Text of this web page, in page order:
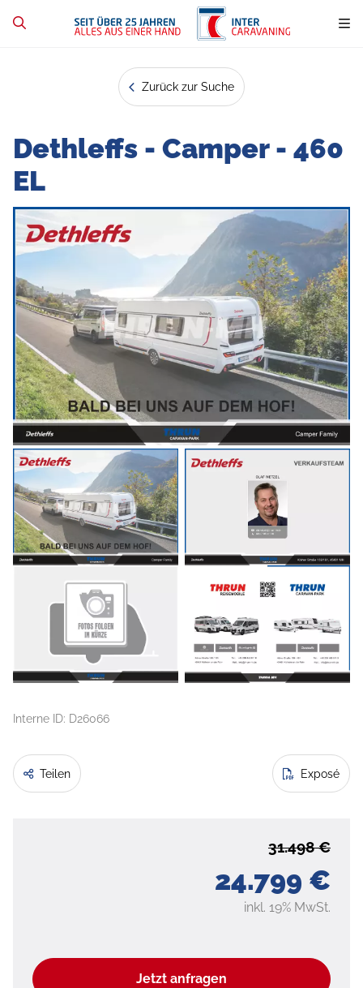
Zurück zur Suche
Dethleffs - Camper - 460
EL
Interne ID: D26066
Teilen Exposé
24.799 €
31.498 €
inkl. 19% MwSt.
Jetzt anfragen